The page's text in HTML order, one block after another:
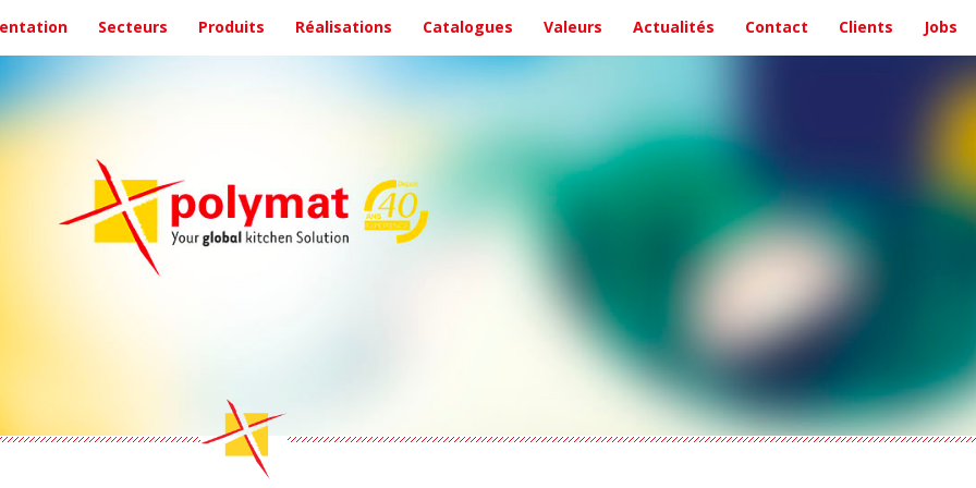
Secteurs Produits Réalisations Catalogues Valeurs Actualités Contact Clients Jobs